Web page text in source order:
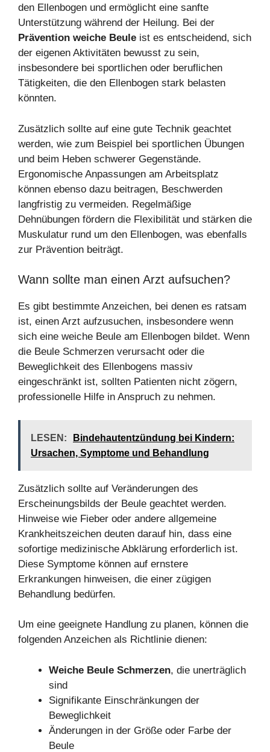
den Ellenbogen und ermöglicht eine sanfte
Unterstützung während der Heilung. Bei der
Prävention weiche Beule ist es entscheidend, sich
der eigenen Aktivitäten bewusst zu sein,
insbesondere bei sportlichen oder beruflichen
Tätigkeiten, die den Ellenbogen stark belasten
könnten.
Zusätzlich sollte auf eine gute Technik geachtet
werden, wie zum Beispiel bei sportlichen Übungen
und beim Heben schwerer Gegenstände.
Ergonomische Anpassungen am Arbeitsplatz
können ebenso dazu beitragen, Beschwerden
langfristig zu vermeiden. Regelmäßige
Dehnübungen fördern die Flexibilität und stärken die
Muskulatur rund um den Ellenbogen, was ebenfalls
zur Prävention beiträgt.
Wann sollte man einen Arzt aufsuchen?
Es gibt bestimmte Anzeichen, bei denen es ratsam
ist, einen Arzt aufzusuchen, insbesondere wenn
sich eine weiche Beule am Ellenbogen bildet. Wenn
die Beule Schmerzen verursacht oder die
Beweglichkeit des Ellenbogens massiv
eingeschränkt ist, sollten Patienten nicht zögern,
professionelle Hilfe in Anspruch zu nehmen.
LESEN:
Bindehautentzündung bei Kindern:
Ursachen, Symptome und Behandlung
Zusätzlich sollte auf Veränderungen des
Erscheinungsbilds der Beule geachtet werden.
Hinweise wie Fieber oder andere allgemeine
Krankheitszeichen deuten darauf hin, dass eine
sofortige medizinische Abklärung erforderlich ist.
Diese Symptome können auf ernstere
Erkrankungen hinweisen, die einer zügigen
Behandlung bedürfen.
Um eine geeignete Handlung zu planen, können die
folgenden Anzeichen als Richtlinie dienen:
Weiche Beule Schmerzen, die unerträglich
sind
Signifikante Einschränkungen der
Beweglichkeit
Änderungen in der Größe oder Farbe der
Beule